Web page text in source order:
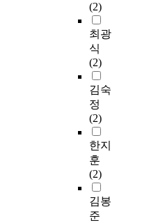
(2)
최광
식
(2)
김숙
정
(2)
한지
훈
(2)
김봉
준